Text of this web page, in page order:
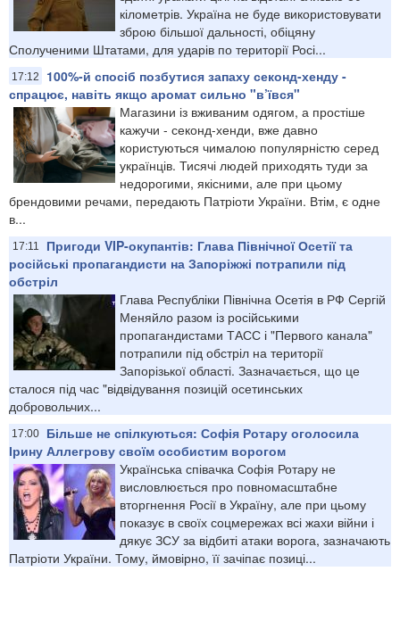
кілометрів. Україна не буде використовувати
зброю більшої дальності, обіцяну
Сполученими Штатами, для ударів по території Росі...
17:12
100%-й спосіб позбутися запаху секонд-хенду -
спрацює, навіть якщо аромат сильно "в’ївся"
Магазини із вживаним одягом, а простіше
кажучи - секонд-хенди, вже давно
користуються чималою популярністю серед
українців. Тисячі людей приходять туди за
недорогими, якісними, але при цьому
брендовими речами, передають Патріоти України. Втім, є одне
в...
17:11
Пригоди VIP-окупантів: Глава Північної Осетії та
російські пропагандисти на Запоріжжі потрапили під
обстріл
Глава Республіки Північна Осетія в РФ Сергій
Меняйло разом із російськими
пропагандистами ТАСС і "Первого канала"
потрапили під обстріл на території
Запорізької області. Зазначається, що це
сталося під час "відвідування позицій осетинських
добровольчих...
17:00
Більше не спілкуються: Софія Ротару оголосила
Ірину Аллегрову своїм особистим ворогом
Українська співачка Софія Ротару не
висловлюється про повномасштабне
вторгнення Росії в Україну, але при цьому
показує в своїх соцмережах всі жахи війни і
дякує ЗСУ за відбиті атаки ворога, зазначають
Патріоти України. Тому, ймовірно, її зачіпає позиці...